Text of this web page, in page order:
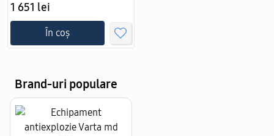
1 651 lei
În coș
Brand-uri populare